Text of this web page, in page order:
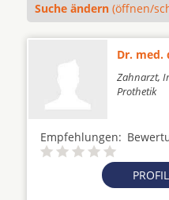
Suche ändern (öffnen/
Dr. med.
Zahnarzt,
Prothetik
Empfehlungen: